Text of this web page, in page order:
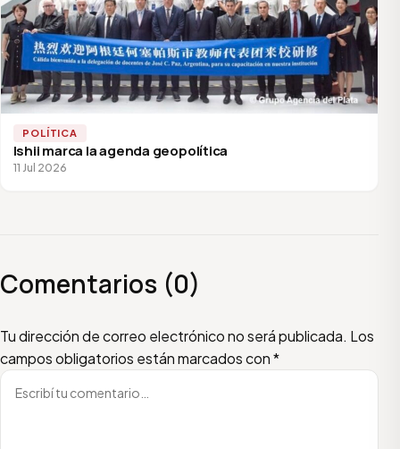
POLÍTICA
Ishii marca la agenda geopolítica
11 Jul 2026
Comentarios (0)
Tu dirección de correo electrónico no será publicada. Los
campos obligatorios están marcados con*
Escribí tu comentario
Nombre
Email